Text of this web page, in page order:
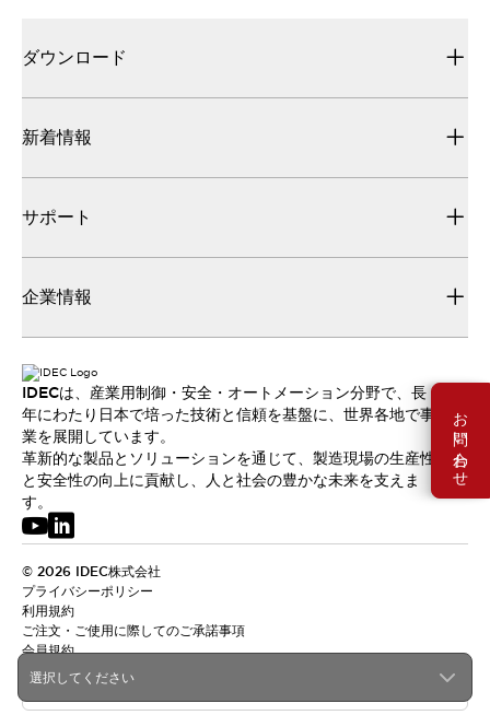
お問い合わせ
選択してください
ダウンロード
新着情報
サポート
企業情報
IDECは、産業用制御・安全・オートメーション分野で、長
年にわたり日本で培った技術と信頼を基盤に、世界各地で事
業を展開しています。
革新的な製品とソリューションを通じて、製造現場の生産性
と安全性の向上に貢献し、人と社会の豊かな未来を支えま
す。
© 2026 IDEC株式会社
プライバシーポリシー
利用規約
ご注文・ご使用に際してのご承諾事項
会員規約
日本